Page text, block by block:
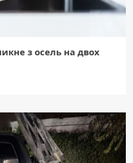
з осель на двох